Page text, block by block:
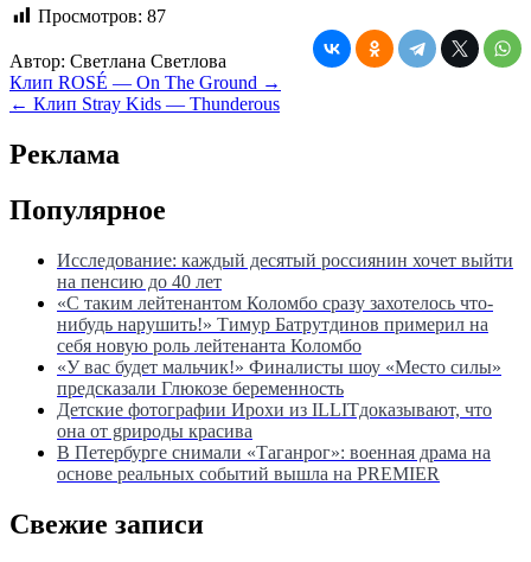
Просмотров: 87
Автор: Светлана Светлова
Навигация
по
записям
Клип ROSÉ — On The Ground →
← Клип Stray Kids — Thunderous
Реклама
Популярное
Исследование: каждый десятый россиянин хочет выйти
на пенсию до 40 лет
«С таким лейтенантом Коломбо сразу захотелось что-
нибудь нарушить!» Тимур Батрутдинов примерил на
себя новую роль лейтенанта Коломбо
«У вас будет мальчик!» Финалисты шоу «Место силы»
предсказали Глюкозе беременность
Детские фотографии Ирохи из ILLITдоказывают, что
она от gрироды красива
В Петербурге снимали «Таганрог»: военная драма на
основе реальных событий вышла на PREMIER
Свежие записи